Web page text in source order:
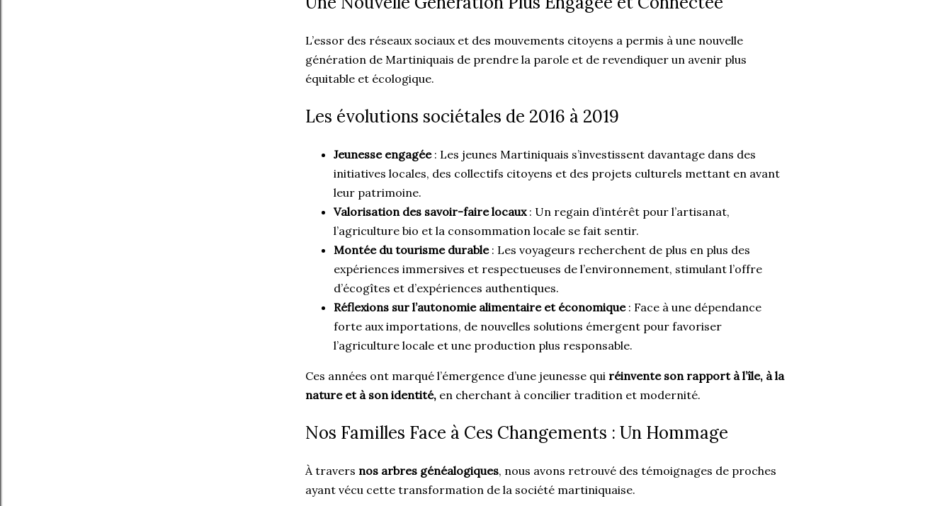
L’essor des réseaux sociaux et des mouvements citoyens a permis à une nouvelle
génération de Martiniquais de prendre la parole et de revendiquer un avenir plus
équitable et écologique.
Les évolutions sociétales de 2016 à 2019
Jeunesse engagée: Les jeunes Martiniquais s’investissent davantage dans des
initiatives locales, des collectifs citoyens et des projets culturels mettant en avant
leur patrimoine.
Valorisation des savoir-faire locaux: Un regain d’intérêt pour l’artisanat,
l’agriculture bio et la consommation locale se fait sentir.
Montée du tourisme durable: Les voyageurs recherchent de plus en plus des
expériences immersives et respectueuses de l’environnement, stimulant l’offre
d’écogîtes et d’expériences authentiques.
Réflexions sur l’autonomie alimentaire et économique: Face à une dépendance
forte aux importations, de nouvelles solutions émergent pour favoriser
l’agriculture locale et une production plus responsable.
Ces années ont marqué l’émergence d’une jeunesse qui réinvente son rapport à l’île, à la
nature et à son identité, en cherchant à concilier tradition et modernité.
Nos Familles Face à Ces Changements : Un Hommage
À travers nos arbres généalogiques, nous avons retrouvé des témoignages de proches
ayant vécu cette transformation de la société martiniquaise.